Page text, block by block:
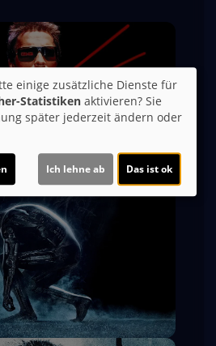
einige zusätzliche Dienste für
Statistiken aktivieren? Sie
später jederzeit ändern oder
Ich lehne ab Das ist ok